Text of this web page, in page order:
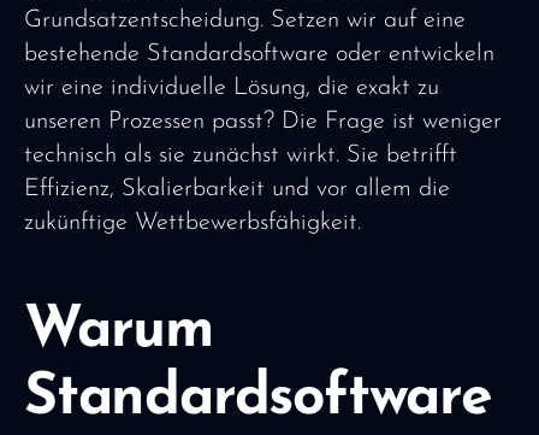
Grundsatzentscheidung. Setzen wir auf eine
bestehende Standardsoftware oder entwickeln
wir eine individuelle Lösung, die exakt zu
unseren Prozessen passt? Die Frage ist weniger
technisch als sie zunächst wirkt. Sie betrifft
Effizienz, Skalierbarkeit und vor allem die
zukünftige Wettbewerbsfähigkeit.
Warum
Standardsoftware